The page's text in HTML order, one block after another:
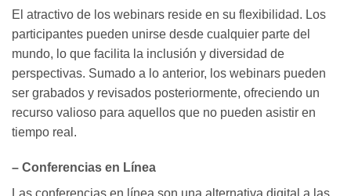
El atractivo de los webinars reside en su flexibilidad. Los
participantes pueden unirse desde cualquier parte del
mundo, lo que facilita la inclusión y diversidad de
perspectivas. Sumado a lo anterior, los webinars pueden
ser grabados y revisados posteriormente, ofreciendo un
recurso valioso para aquellos que no pueden asistir en
tiempo real.
– Conferencias en Línea